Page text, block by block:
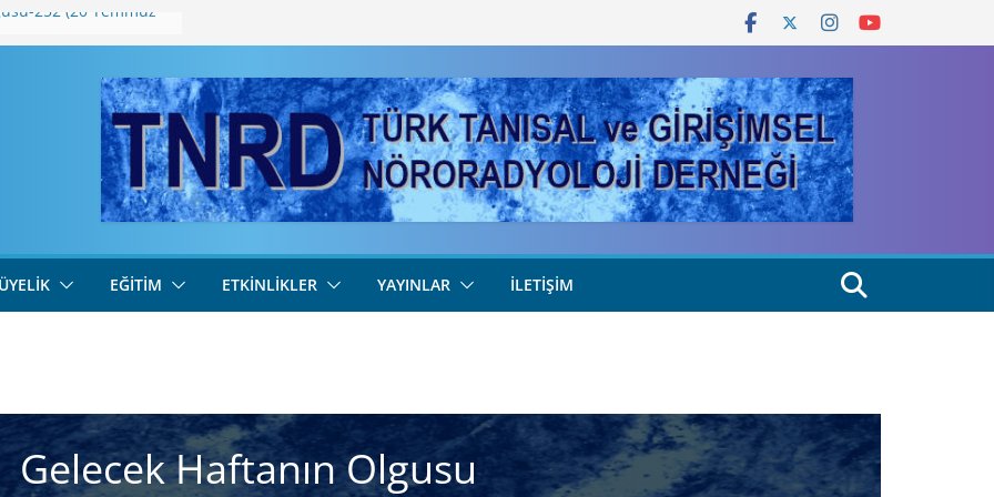
252 (20 Temmuz
254 (3 Ağustos
253 (27 Temmuz
ÜYELIK EĞITIM ETKINLIKLER YAYINLAR İLETIŞIM
Gelecek Haftanın Olgusu